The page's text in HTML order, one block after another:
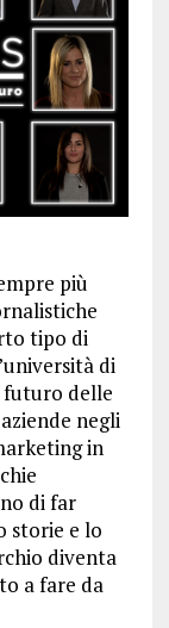
più
tipo di
di
futuro delle
negli
in
di far
storie e lo
diventa
a fare da